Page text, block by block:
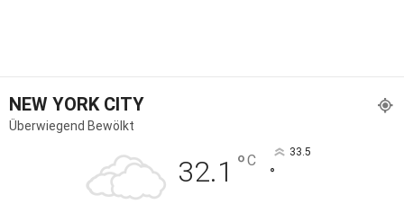
NEW YORK CITY
Überwiegend Bewölkt
32.1 °C 33.5
°